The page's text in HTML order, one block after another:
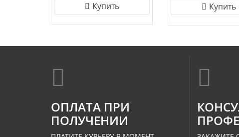
Купить Купить
ОПЛАТА ПРИ
ПОЛУЧЕНИИ